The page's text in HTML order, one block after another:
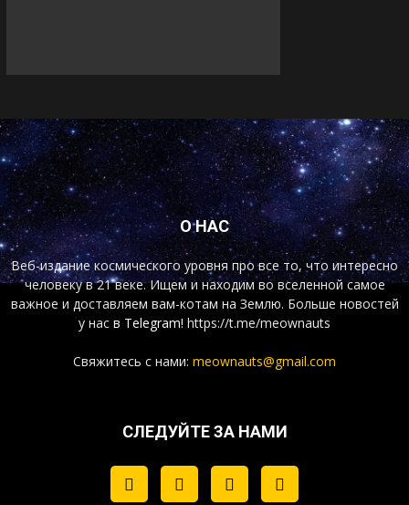
О НАС
Веб-издание космического уровня про все то, что интересно
человеку в 21 веке. Ищем и находим во вселенной самое
важное и доставляем вам-котам на Землю. Больше новостей
у нас в Telegram! https://t.me/meownauts
Свяжитесь с нами: meownauts@gmail.com
СЛЕДУЙТЕ ЗА НАМИ